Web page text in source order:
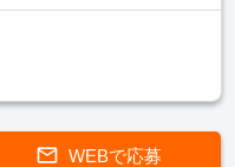
WEBで応募